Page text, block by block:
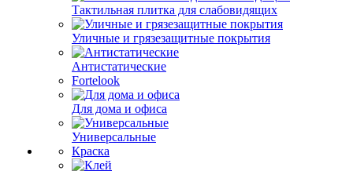
Тактильная плитка для слабовидящих
Уличные и грязезащитные покрытия
Антистатические
Fortelook
Для дома и офиса
Универсальные
Краска